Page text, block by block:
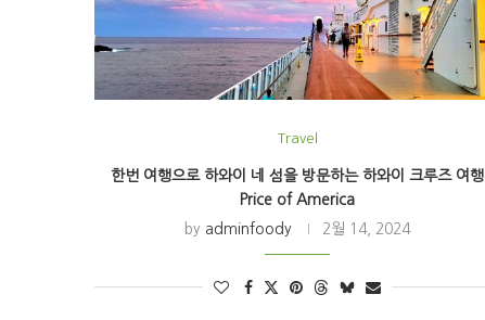
Travel
한번 여행으로 하와이 네 섬을 방문하는 하와이 크루즈 여행
Price of America
by adminfoody 2월 14, 2024